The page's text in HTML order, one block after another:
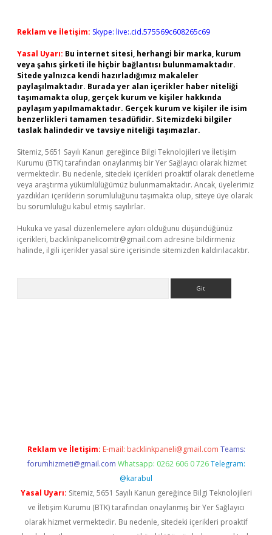
Reklam ve İletişim: Skype: live:.cid.575569c608265c69
Yasal Uyarı: Bu internet sitesi, herhangi bir marka, kurum
veya şahıs şirketi ile hiçbir bağlantısı bulunmamaktadır.
Sitede yalnızca kendi hazırladığımız makaleler
paylaşılmaktadır. Burada yer alan içerikler haber niteliği
taşımamakta olup, gerçek kurum ve kişiler hakkında
paylaşım yapılmamaktadır. Gerçek kurum ve kişiler ile isim
benzerlikleri tamamen tesadüfidir. Sitemizdeki bilgiler
taslak halindedir ve tavsiye niteliği taşımazlar.
Sitemiz, 5651 Sayılı Kanun gereğince Bilgi Teknolojileri ve İletişim
Kurumu (BTK) tarafından onaylanmış bir Yer Sağlayıcı olarak hizmet
vermektedir. Bu nedenle, sitedeki içerikleri proaktif olarak denetleme
veya araştırma yükümlülüğümüz bulunmamaktadır. Ancak, üyelerimiz
yazdıkları içeriklerin sorumluluğunu taşımakta olup, siteye üye olarak
bu sorumluluğu kabul etmiş sayılırlar.
Hukuka ve yasal düzenlemelere aykırı olduğunu düşündüğünüz
içerikleri, backlinkpanelicomtr@gmail.com adresine bildirmeniz
halinde, ilgili içerikler yasal süre içerisinde sitemizden kaldırılacaktır.
Reklam ve İletişim: E-mail: backlinkpaneli@gmail.com Teams:
forumhizmeti@gmail.com Whatsapp: 0262 606 0 726 Telegram:
@karabul
Yasal Uyarı: Sitemiz, 5651 Sayılı Kanun gereğince Bilgi Teknolojileri
ve İletişim Kurumu (BTK) tarafından onaylanmış bir Yer Sağlayıcı
olarak hizmet vermektedir. Bu nedenle, sitedeki içerikleri proaktif